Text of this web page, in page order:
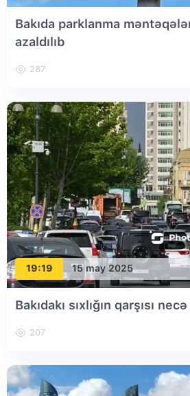
Bakıda parklanma
azaldılıb
287
19:19 15 may 2025
Bakıdakı sıxlığın qarşısı
207